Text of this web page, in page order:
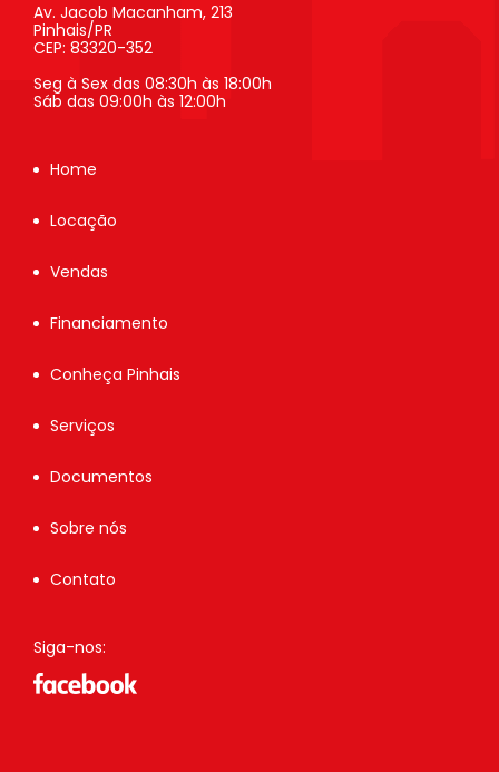
Av. Jacob Macanham, 213
Pinhais/PR
CEP: 83320-352
Seg à Sex das 08:30h às 18:00h
Sáb das 09:00h às 12:00h
Home
Locação
Vendas
Financiamento
Conheça Pinhais
Serviços
Documentos
Sobre nós
Contato
Siga-nos: